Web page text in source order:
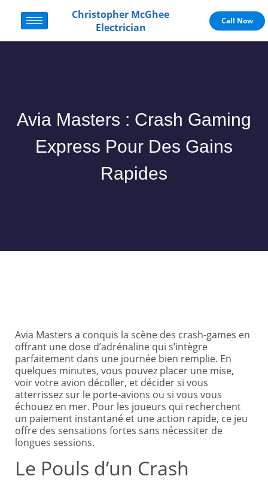
Christopher McGhee
Electrician
Call Now
Avia Masters : Crash Gaming
Express Pour Des Gains
Rapides
Avia Masters a conquis la scène des crash‑games en
offrant une dose d’adrénaline qui s’intègre
parfaitement dans une journée bien remplie. En
quelques minutes, vous pouvez placer une mise,
voir votre avion décoller, et décider si vous
atterrissez sur le porte‑avions ou si vous vous
échouez en mer. Pour les joueurs qui recherchent
un paiement instantané et une action rapide, ce jeu
offre des sensations fortes sans nécessiter de
longues sessions.
Le Pouls d’un Crash